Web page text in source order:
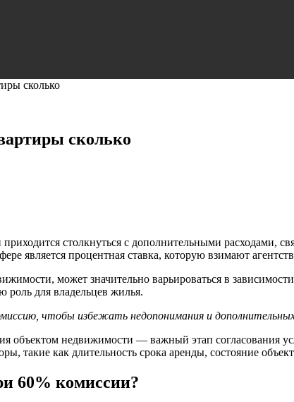
сколько
сколько
столкнуться с дополнительными расходами,
является процентная ставка, которую взимают
может значительно варьироваться в
роль для владельцев жилья.
чтобы избежать недопонимания и дополнительных
объектом недвижимости — важный этап согласования
такие как длительность срока аренды, состояние
60% комиссии?